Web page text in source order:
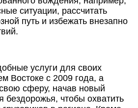
ситуации, рассчитать
путь и избежать внезапно
услуги для своих
Востоке с 2009 года, а
сферу, начав новый
бездорожья, чтобы охватить